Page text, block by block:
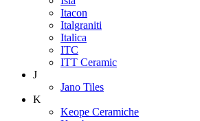
Itacon
Italgraniti
Italica
ITC
ITT Ceramic
J
Jano Tiles
K
Keope Ceramiche